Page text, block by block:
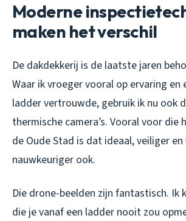
Moderne
maken het verschil
De dakdekkerij is de laatste jaren
Waar ik vroeger vooral op ervaring en
ladder vertrouwde, gebruik ik nu ook
thermische camera’s. Vooral voor die
de Oude Stad is dat ideaal, veiliger en
nauwkeuriger ook.
Die drone-beelden zijn fantastisch. Ik
die je vanaf een ladder nooit zou